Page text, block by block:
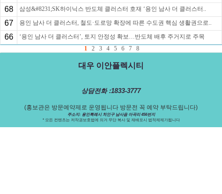
68 삼성&#8231;SK하이닉스 반도체 클러스터 호재 ‘용인 남사 더 클러스터..
67 용인 남사 더 클러스터, 철도·도로망 확장에 따른 수도권 핵심 생활권으로..
66
‘용인 남사 더 클러스터’, 토지 안정성 확보…반도체 배후 주거지로 주목
1
2 3 4 5 6 7 8
대우 이안플렉시티
상담전화 :1833-3777
(홍보관은 방문예약제로 운영됩니다 방문전 꼭 예약 부탁드립니다)
주소지: 용인특례시 처인구 남사읍 아곡리 456번지
* 모든 컨텐츠는 저작권보호법에 의거 무단 복사 및 재배포시 법적제제가됩니다